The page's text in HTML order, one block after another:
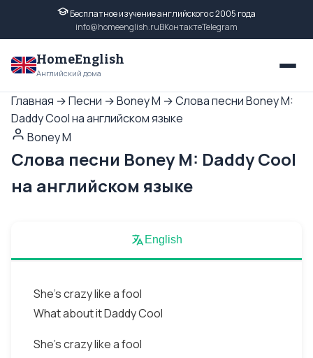
Бесплатное изучение английского с 2005 года
info@homeenglish.ruВКонтактеTelegram
HomeEnglish
Английский дома
Главная →Песни →Boney M →Слова песни Boney M:
Daddy Cool на английском языке
Boney M
Слова песни Boney M: Daddy Cool
на английском языке
English
She's crazy like a fool
What about it Daddy Cool
She's crazy like a fool